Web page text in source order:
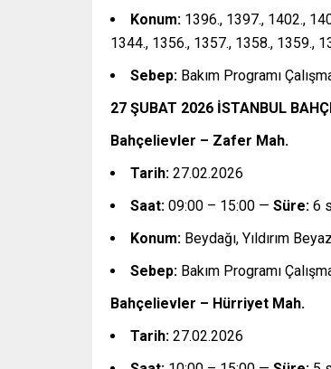
Konum: 1396., 1397., 1402.,
1344., 1356., 1357., 1358., 1359.,
Sebep: Bakım Programı
27 ŞUBAT 2026 İSTANBUL
Bahçelievler – Zafer Mah.
Tarih: 27.02.2026
Saat: 09:00 – 15:00 — Süre: 6
Konum: Beydağı, Yıldırım
Sebep: Bakım Programı
Bahçelievler – Hürriyet Mah.
Tarih: 27.02.2026